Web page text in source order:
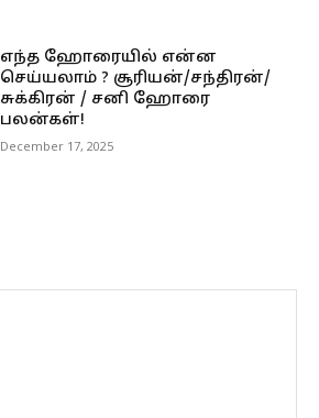
எந்த ஹோரையில் என்ன
செய்யலாம் ? சூரியன்/சந்திரன்/
சுக்கிரன் / சனி ஹோரை
பலன்கள்!
December 17, 2025